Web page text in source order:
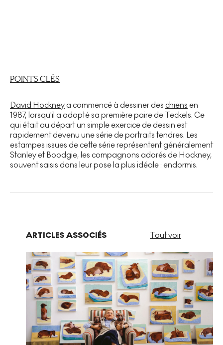
POINTS CLÉS
David Hockney a commencé à dessiner des chiens en
1987, lorsqu'il a adopté sa première paire de Teckels. Ce
qui était au départ un simple exercice de dessin est
rapidement devenu une série de portraits tendres. Les
estampes issues de cette série représentent généralement
Stanley et Boodgie, les compagnons adorés de Hockney,
souvent saisis dans leur pose la plus idéale : endormis.
ARTICLES ASSOCIÉS Tout voir